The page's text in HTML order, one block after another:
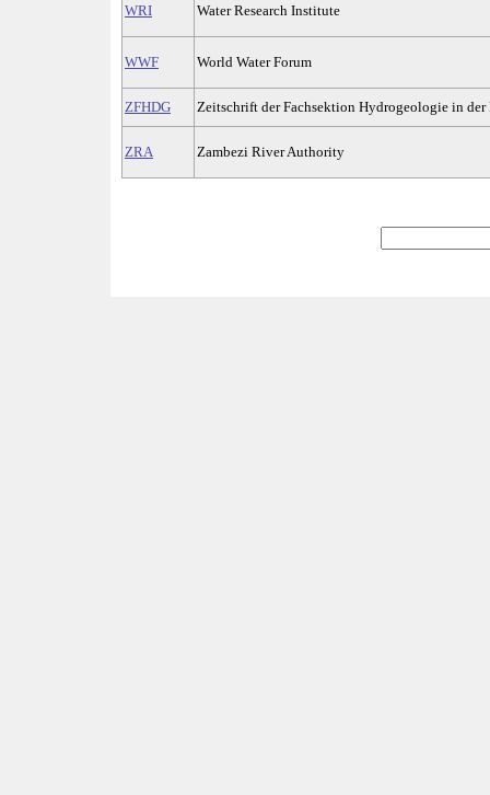
WRI Water Research Institute
WWF World Water Forum
ZFHDG Zeitschrift der Fachsektion Hydrogeologie in der
ZRA Zambezi River Authority